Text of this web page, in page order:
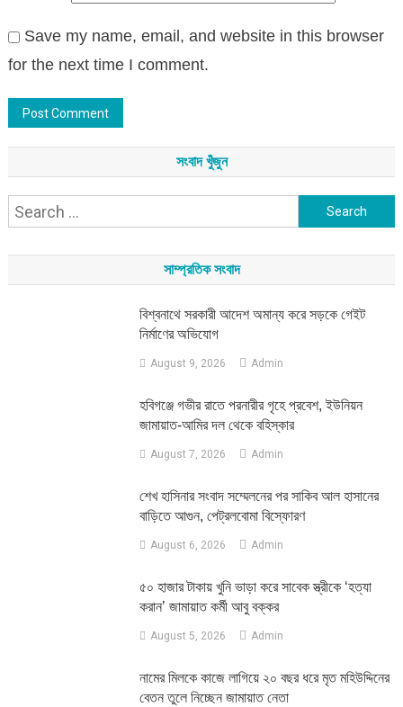
Save my name, email, and website in this browser
for the next time I comment.
সংবাদ খুঁজুন
Search
সাম্প্রতিক সংবাদ
বিশ্বনাথে সরকারী আদেশ অমান্য করে সড়কে গেইট
নির্মাণের অভিযোগ
August 9, 2026 Admin
হবিগঞ্জে গভীর রাতে পরনারীর গৃহে প্রবেশ, ইউনিয়ন
জামায়াত-আমির দল থেকে বহিস্কার
August 7, 2026 Admin
শেখ হাসিনার সংবাদ সম্মেলনের পর সাকিব আল হাসানের
বাড়িতে আগুন, পেট্রলবোমা বিস্ফোরণ
August 6, 2026 Admin
৫০ হাজার টাকায় খুনি ভাড়া করে সাবেক স্ত্রীকে ‘হত্যা
করান’ জামায়াত কর্মী আবু বক্কর
August 5, 2026 Admin
নামের মিলকে কাজে লাগিয়ে ২০ বছর ধরে মৃত মহিউদ্দিনের
বেতন তুলে নিচ্ছেন জামায়াত নেতা